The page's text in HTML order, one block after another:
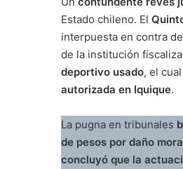
Estado chileno. El
interpuesta en contra
de la institución
deportivo usado, el
autorizada en Iquique.
La pugna en tribunales
de pesos por daño
concluyó que la